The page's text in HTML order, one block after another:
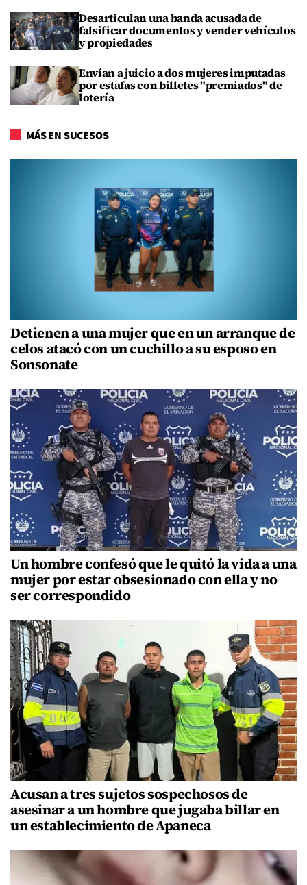
Desarticulan una banda acusada de
falsificar documentos y vender vehículos
y propiedades
Envían a juicio a dos mujeres imputadas
por estafas con billetes "premiados" de
lotería
MÁS EN SUCESOS
Detienen a una mujer que en un arranque de
celos atacó con un cuchillo a su esposo en
Sonsonate
Un hombre confesó que le quitó la vida a una
mujer por estar obsesionado con ella y no
ser correspondido
Acusan a tres sujetos sospechosos de
asesinar a un hombre que jugaba billar en
un establecimiento de Apaneca